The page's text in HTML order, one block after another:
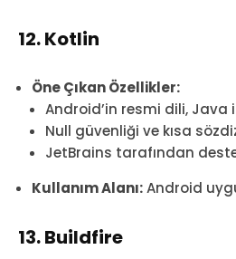
12. Kotlin
Öne Çıkan Özellikler:
Android’in resmi dili, Java
Null güvenliği ve kısa
JetBrains tarafından
Kullanım Alanı:Android
13. Buildfire